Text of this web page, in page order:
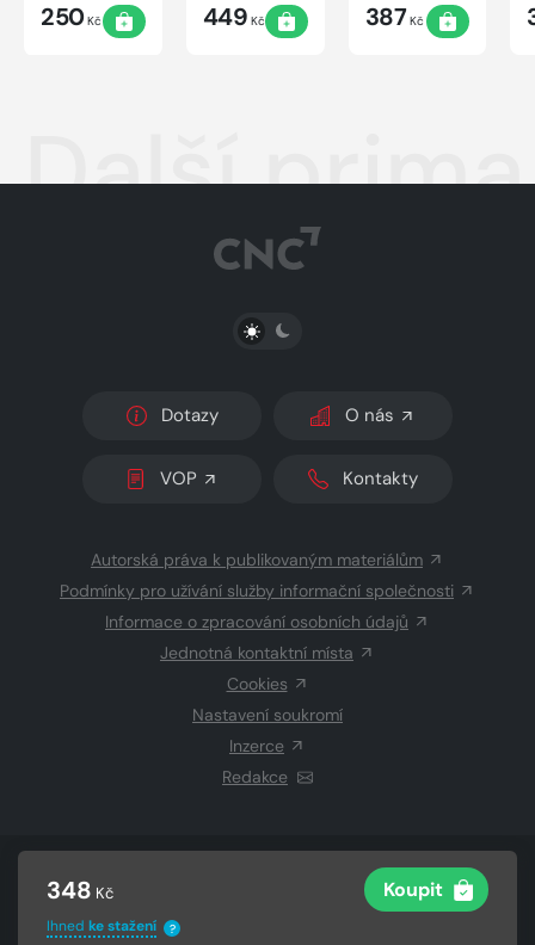
348 Kč Koupit
Ihned ke stažení ?
250Kč 449 Kč 387 Kč
Další
PŘEPNOUT SVĚTLÝ/TMAVÝ REŽIM
Dotazy O nás
VOP Kontakty
Autorská práva k publikovaným materiálům
Podmínky pro užívání služby informační společnosti
Informace o zpracování osobních údajů
Jednotná kontaktní místa
Cookies
Nastavení soukromí
Inzerce
Redakce
CZECH NEWS CENTER a.s.a dodavatelé
Vysázeno